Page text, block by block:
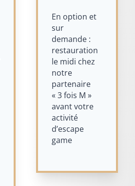
En option et
sur
demande :
restauration
le midi chez
notre
partenaire
« 3 fois M »
avant votre
activité
d’escape
game